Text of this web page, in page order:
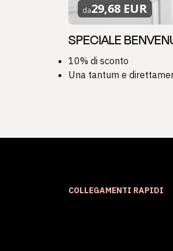
da29,68 EUR
SPECIALE
10% di sconto
Una tantum e
COLLEGAMENTI RAPIDI